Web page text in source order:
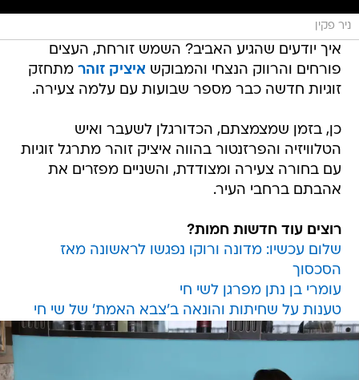
ניר פקין
איך יודעים שהגיע האביב? השמש זורחת, העצים
פורחים והרווק הנצחי והמבוקש איציק זוהר מתחזק
זוגיות חדשה כבר מספר שבועות עם עלמה צעירה.
כן, בזמן שמצמצתם, הכדורגלן לשעבר ואיש
הטלוויזיה והפרזנטור בהווה איציק זוהר מתרגל זוגיות
עם בחורה צעירה ומצודדת, והשניים מפזרים את
אהבתם ברחבי העיר.
רוצים עוד חדשות חמות?
שלום עכשיו: מדונה ורוקו נפגשו לראשונה מאז
הסכסוך
עומרי בן נתן מפרגן לשי חי
טענות על שחיתות והונאה ב'צבא האמת' של שי חי